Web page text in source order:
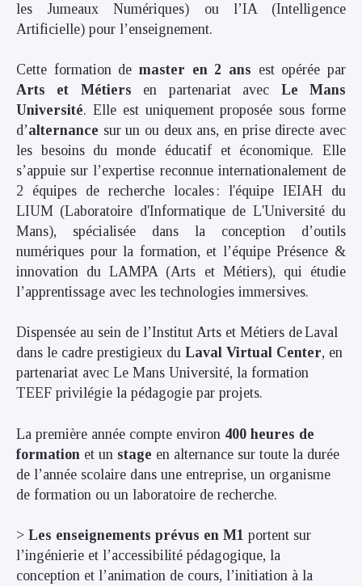
les Jumeaux Numériques) ou l’IA (Intelligence
Artificielle) pour l’enseignement.
Cette formation de master en 2 ans est opérée par
Arts et Métiers en partenariat avec Le Mans
Université. Elle est uniquement proposée sous forme
d’alternance sur un ou deux ans, en prise directe avec
les besoins du monde éducatif et économique. Elle
s’appuie sur l’expertise reconnue internationalement de
2 équipes de recherche locales : l'équipe IEIAH du
LIUM (Laboratoire d'Informatique de L'Université du
Mans), spécialisée dans la conception d’outils
numériques pour la formation, et l’équipe Présence &
innovation du LAMPA (Arts et Métiers), qui étudie
l’apprentissage avec les technologies immersives.
Dispensée au sein de l’Institut Arts et Métiers de Laval
dans le cadre prestigieux du Laval Virtual Center, en
partenariat avec Le Mans Université, la formation
TEEF privilégie la pédagogie par projets.
La première année compte environ 400 heures de
formation et un stage en alternance sur toute la durée
de l’année scolaire dans une entreprise, un organisme
de formation ou un laboratoire de recherche.
> Les enseignements prévus en M1 portent sur
l’ingénierie et l’accessibilité pédagogique, la
conception et l’animation de cours, l’initiation à la